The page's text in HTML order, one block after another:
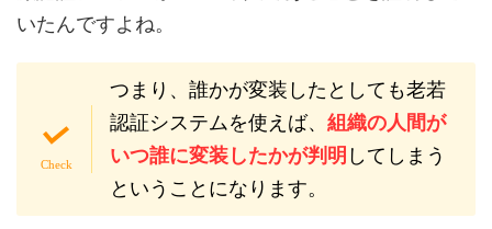
いたんですよね。
つまり、誰かが変装したとしても老若
認証システムを使えば、 組織の人間が
いつ誰に変装したかが判明 してしまう
ということになります。